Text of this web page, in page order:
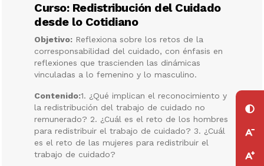
Curso: Redistribución del Cuidado
desde lo Cotidiano
Objetivo: Reflexiona sobre los retos de la
corresponsabilidad del cuidado, con énfasis en
reflexiones que trascienden las dinámicas
vinculadas a lo femenino y lo masculino.
Contenido:1. ¿Qué implican el reconocimiento y
la redistribución del trabajo de cuidado no
remunerado? 2. ¿Cuál es el reto de los hombres
para redistribuir el trabajo de cuidado? 3. ¿Cuál
es el reto de las mujeres para redistribuir el
trabajo de cuidado?